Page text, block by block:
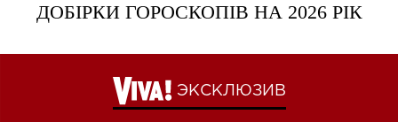
ДОБІРКИ ГОРОСКОПІВ НА 2026 РІК
ЭКСКЛЮЗИВ